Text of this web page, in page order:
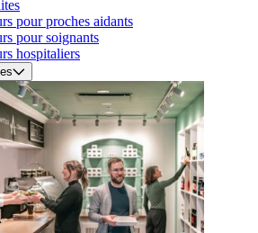
pour proches aidants
pour soignants
hospitaliers